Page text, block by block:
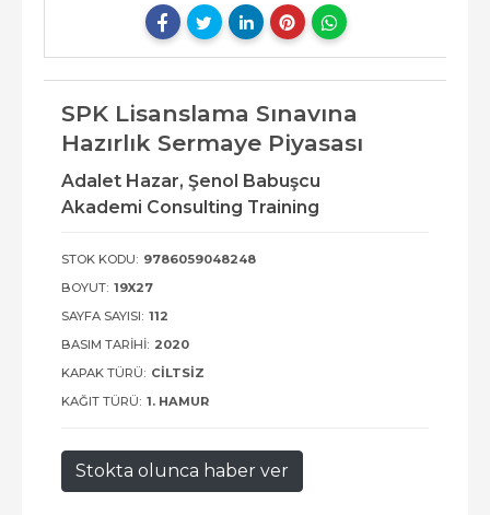
SPK Lisanslama Sınavına
Hazırlık Sermaye Piyasası
Adalet Hazar, Şenol Babuşcu
Akademi Consulting Training
STOK KODU: 9786059048248
BOYUT: 19X27
SAYFA SAYISI: 112
BASIM TARIHI: 2020
KAPAK TÜRÜ: CILTSIZ
KAĞIT TÜRÜ: 1. HAMUR
Stokta olunca haber ver